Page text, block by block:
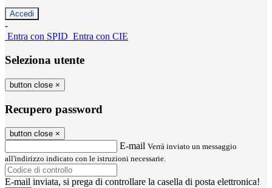
-
Entra con SPID Entra con CIE
Seleziona utente
button close ×
Recupero password
button close ×
E-mail Verrà inviato un messaggio
all'indirizzo indicato con le istruzioni necessarie.
E-mail inviata, si prega di controllare la casella di posta elettronica!